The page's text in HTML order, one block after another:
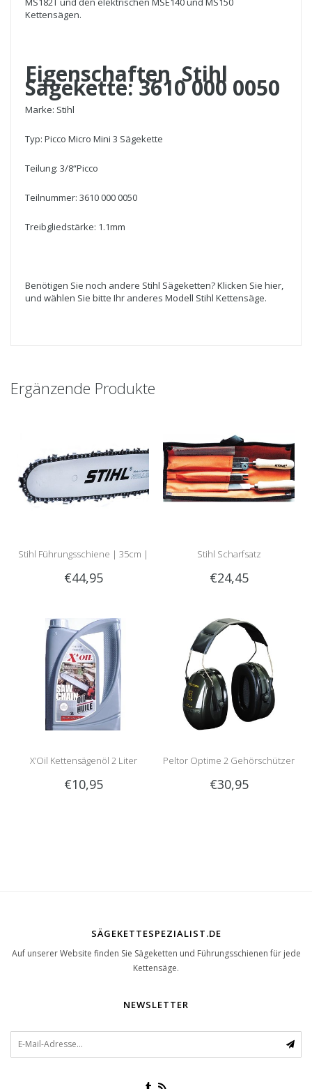
Kettensägen.
Eigenschaften Stihl
Sägekette: 3610 000 0050
Marke: Stihl
Typ: Picco Micro Mini 3 Sägekette
Teilung: 3/8“Picco
Teilnummer: 3610 000 0050
Treibgliedstärke: 1.1mm
Benötigen Sie noch andere Stihl Sägeketten? Klicken Sie hier,
und wählen Sie bitte Ihr anderes Modell Stihl Kettensäge.
Ergänzende Produkte
Stihl Führungsschiene | 35cm |
1.1mm | 3/8 | Rollomatic E Mini
€44,95
Stihl Scharfsatz
€24,45
X’Oil Kettensägenöl 2 Liter
€10,95
Peltor Optime 2 Gehörschützer
€30,95
SÄGEKETTESPEZIALIST.DE
Auf unserer Website finden Sie Sägeketten und Führungsschienen für jede
Kettensäge.
NEWSLETTER